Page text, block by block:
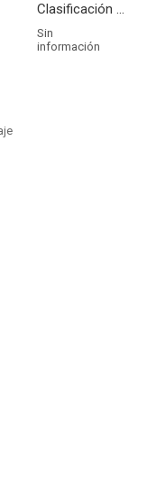
Clasificación por edades
Sin
información